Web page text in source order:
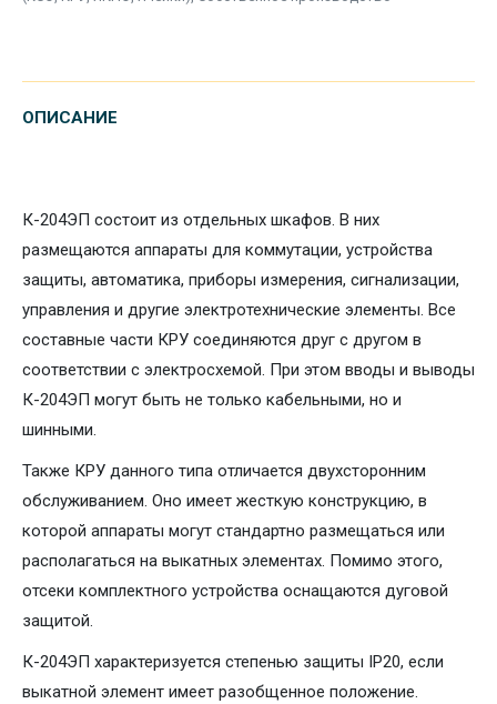
ОПИСАНИЕ
К-204ЭП состоит из отдельных шкафов. В них
размещаются аппараты для коммутации, устройства
защиты, автоматика, приборы измерения, сигнализации,
управления и другие электротехнические элементы. Все
составные части КРУ соединяются друг с другом в
соответствии с электросхемой. При этом вводы и выводы
К-204ЭП могут быть не только кабельными, но и
шинными.
Также КРУ данного типа отличается двухсторонним
обслуживанием. Оно имеет жесткую конструкцию, в
которой аппараты могут стандартно размещаться или
располагаться на выкатных элементах. Помимо этого,
отсеки комплектного устройства оснащаются дуговой
защитой.
К-204ЭП характеризуется степенью защиты IP20, если
выкатной элемент имеет разобщенное положение.